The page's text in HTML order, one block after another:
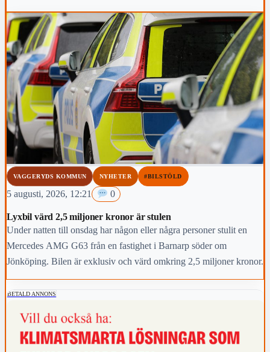
VAGGERYDS KOMMUN NYHETER #BILSTÖLD
5 augusti, 2026, 12:21 0
Lyxbil värd 2,5 miljoner kronor är stulen
Under natten till onsdag har någon eller några personer stulit en
Mercedes AMG G63 från en fastighet i Barnarp söder om
Jönköping. Bilen är exklusiv och värd omkring 2,5 miljoner kronor.
BETALD ANNONS